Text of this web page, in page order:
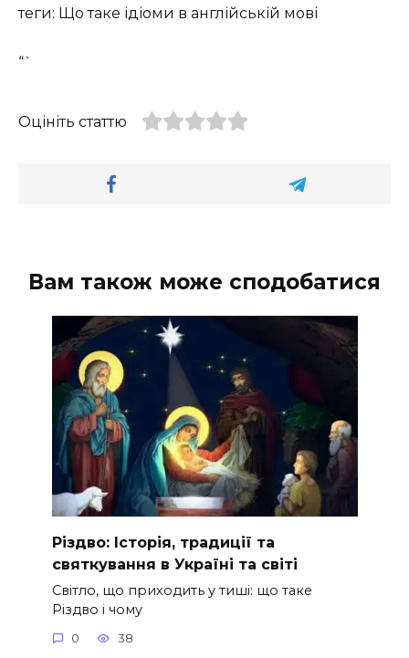
теги: Що таке ідіоми в англійській мові
“`
Оцініть статтю
Вам також може сподобатися
Різдво: Історія, традиції та
святкування в Україні та світі
Світло, що приходить у тиші: що таке
Різдво і чому
0 38